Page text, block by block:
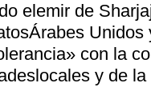
elemir de
con la
y de